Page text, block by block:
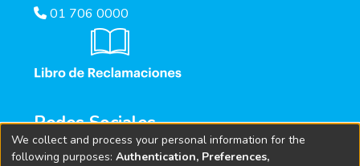
01 706 0000
Redes Sociales
We collect and process your personal information for the
following purposes: Authentication, Preferences,